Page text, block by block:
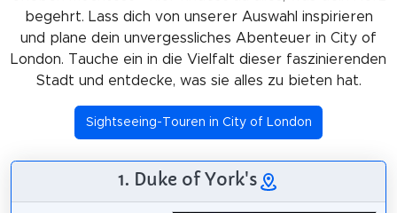
begehrt. Lass dich von unserer Auswahl inspirieren
und plane dein unvergessliches Abenteuer in City of
London. Tauche ein in die Vielfalt dieser faszinierenden
Stadt und entdecke, was sie alles zu bieten hat.
Sightseeing-Touren in City of London
1. Duke of York's